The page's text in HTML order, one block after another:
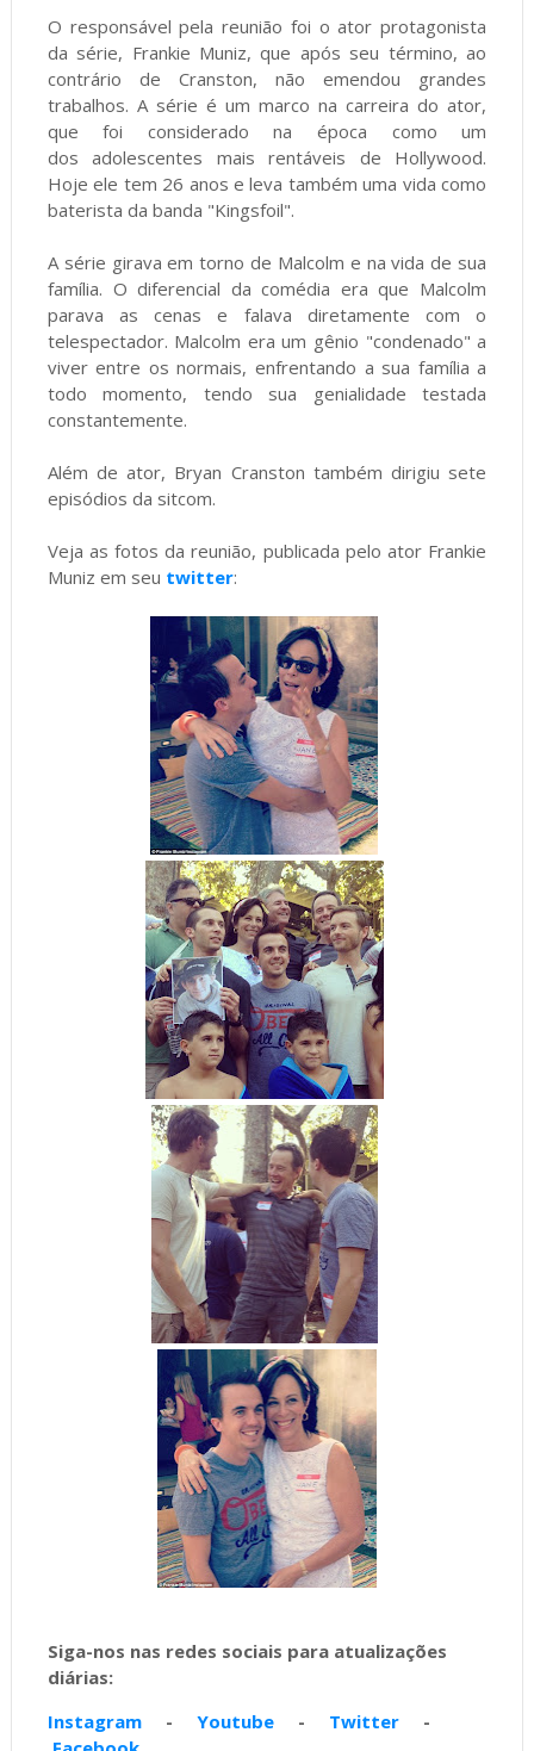
O responsável pela reunião foi o ator protagonista
da série, Frankie Muniz, que após seu término, ao
contrário de Cranston, não emendou grandes
trabalhos. A série é um marco na carreira do ator,
que foi considerado na época como um
dos adolescentes mais rentáveis ​​de Hollywood.
Hoje ele tem 26 anos e leva também uma vida como
baterista da banda "Kingsfoil".
A série girava em torno de Malcolm e na vida de sua
família. O diferencial da comédia era que Malcolm
parava as cenas e falava diretamente com o
telespectador. Malcolm era um gênio "condenado" a
viver entre os normais, enfrentando a sua família a
todo momento, tendo sua genialidade testada
constantemente.
Além de ator, Bryan Cranston também dirigiu sete
episódios da sitcom.
Veja as fotos da reunião, publicada pelo ator Frankie
Muniz em seu twitter:
Siga-nos nas redes sociais para atualizações
diárias:
Instagram
- Youtube - Twitter-